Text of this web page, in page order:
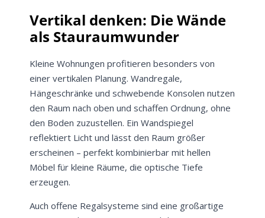
Vertikal denken: Die Wände
als Stauraumwunder
Kleine Wohnungen profitieren besonders von
einer vertikalen Planung. Wandregale,
Hängeschränke und schwebende Konsolen nutzen
den Raum nach oben und schaffen Ordnung, ohne
den Boden zuzustellen. Ein Wandspiegel
reflektiert Licht und lässt den Raum größer
erscheinen – perfekt kombinierbar mit hellen
Möbel für kleine Räume, die optische Tiefe
erzeugen.
Auch offene Regalsysteme sind eine großartige